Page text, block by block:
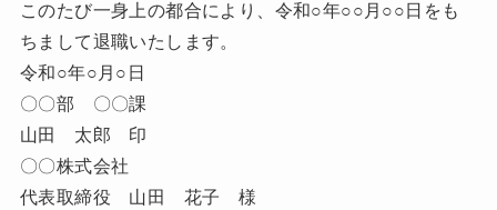
このたび一身上の都合により、令和○年○○月○○日をも
ちまして退職いたします。
令和○年○月○日
〇〇部 〇〇課
山田 太郎 印
〇〇株式会社
代表取締役 山田 花子 様